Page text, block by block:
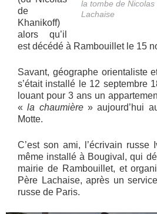
la tombe de
Lachaise
de
Khanikoff)
alors qu’il
est décédé à Rambouillet le 15
Savant, géographe orientaliste
s’était installé le 12 septembre
louant pour 3 ans un
«la chaumière» aujourd’hui
Motte.
C’est son ami, l’écrivain russe
même installé à Bougival, qui
mairie de Rambouillet, et
Père Lachaise, après un
russe de Paris.